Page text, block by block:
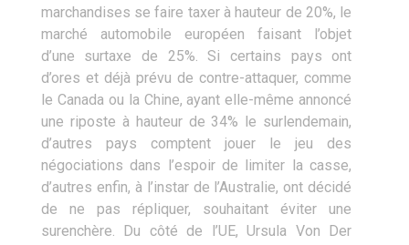
marchandises se faire taxer à hauteur de 20%, le
marché automobile européen faisant l’objet
d’une surtaxe de 25%. Si certains pays ont
d’ores et déjà prévu de contre-attaquer, comme
le Canada ou la Chine, ayant elle-même annoncé
une riposte à hauteur de 34% le surlendemain,
d’autres pays comptent jouer le jeu des
négociations dans l’espoir de limiter la casse,
d’autres enfin, à l’instar de l’Australie, ont décidé
de ne pas répliquer, souhaitant éviter une
surenchère. Du côté de l’UE, Ursula Von Der